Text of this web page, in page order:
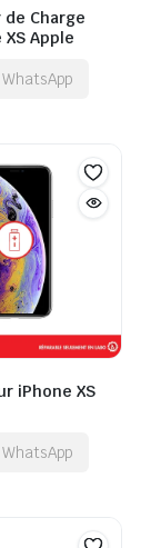
Charge
Apple
iPhone XS